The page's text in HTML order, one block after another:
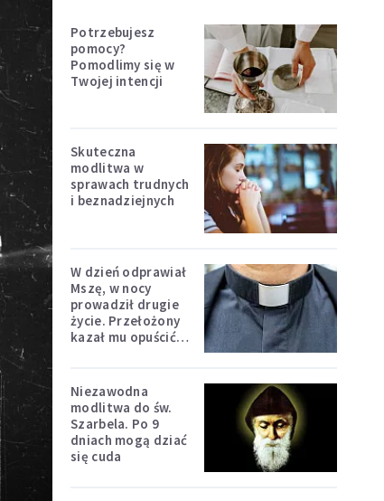
Potrzebujesz
pomocy?
Pomodlimy się w
Twojej intencji
Skuteczna
modlitwa w
sprawach trudnych
i beznadziejnych
W dzień odprawiał
Mszę, w nocy
prowadził drugie
życie. Przełożony
kazał mu opuścić
Niezawodna
modlitwa do św.
Szarbela. Po 9
dniach mogą dziać
się cuda